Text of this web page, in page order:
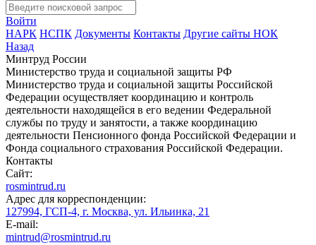
Войти
НАРК НСПК Документы Контакты Другие сайты НОК
Назад
Минтруд России
Министерство труда и социальной защиты РФ
Министерство труда и социальной защиты Российской
Федерации осуществляет координацию и контроль
деятельности находящейся в его ведении Федеральной
службы по труду и занятости, а также координацию
деятельности Пенсионного фонда Российской Федерации и
Фонда социального страхования Российской Федерации.
Контакты
Сайт:
rosmintrud.ru
Адрес для корреспонденции:
127994, ГСП-4, г. Москва, ул. Ильинка, 21
E-mail:
mintrud@rosmintrud.ru